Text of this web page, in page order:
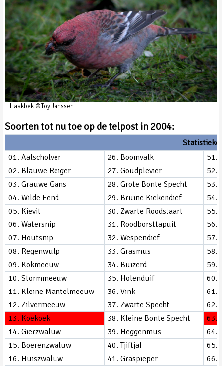
Haakbek ©Toy Janssen
Soorten tot nu toe op de telpost in 2004:
01. Aalscholver
26. Boomvalk
51.
02. Blauwe Reiger
27. Goudplevier
52.
03. Grauwe Gans
28. Grote Bonte Specht
53.
04. Wilde Eend
29. Bruine Kiekendief
54.
05. Kievit
30. Zwarte Roodstaart
55.
06. Watersnip
31. Roodborsttapuit
56.
07. Houtsnip
32. Wespendief
57.
08. Regenwulp
33. Grasmus
58.
09. Kokmeeuw
34. Buizerd
59.
10. Stormmeeuw
35. Holenduif
60.
11. Kleine Mantelmeeuw
36. Vink
61.
12. Zilvermeeuw
37. Zwarte Specht
62.
13. Koekoek
38. Kleine Bonte Specht
63.
14. Gierzwaluw
39. Heggenmus
64.
15. Boerenzwaluw
40. Tjiftjaf
65.
16. Huiszwaluw
41. Graspieper
66.